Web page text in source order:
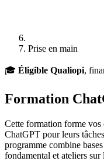
Prise en main
🎓 Éligible Qualiopi,
Formation
Cette formation forme vos
ChatGPT pour leurs
programme combine
fondamental et ateliers sur